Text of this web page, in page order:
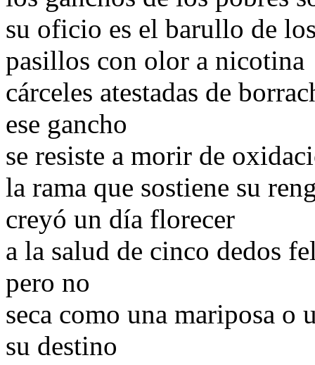
su oficio es el barullo de
pasillos con olor a nicotina
cárceles atestadas de
ese gancho
se resiste a morir de
la rama que sostiene su
creyó un día florecer
a la salud de cinco dedos
pero no
seca como una mariposa
su destino